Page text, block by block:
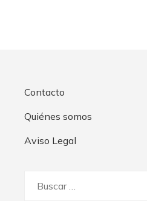
Contacto
Quiénes somos
Aviso Legal